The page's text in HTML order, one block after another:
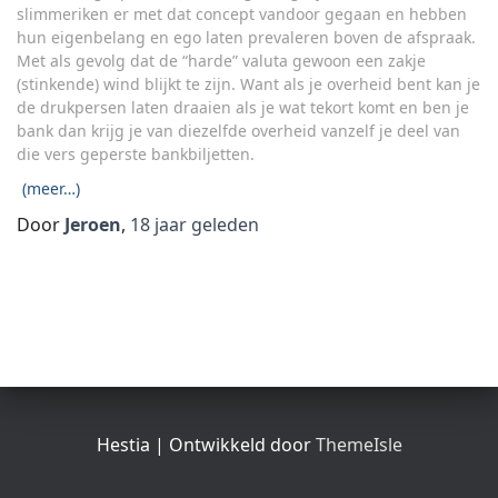
slimmeriken er met dat concept vandoor gegaan en hebben
hun eigenbelang en ego laten prevaleren boven de afspraak.
Met als gevolg dat de “harde” valuta gewoon een zakje
(stinkende) wind blijkt te zijn. Want als je overheid bent kan je
de drukpersen laten draaien als je wat tekort komt en ben je
bank dan krijg je van diezelfde overheid vanzelf je deel van
die vers geperste bankbiljetten.
(meer…)
Door Jeroen, 18 jaar geleden
Hestia | Ontwikkeld doorThemeIsle